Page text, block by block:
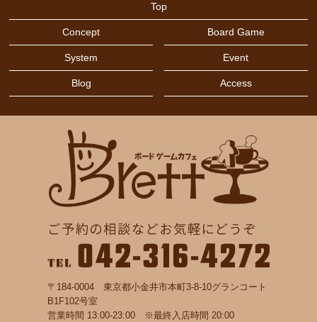
Top
Concept Board Game
System Event
Blog Access
〒184-0004 東京都小金井市本町3-8-10グランコート
B1F102号室
営業時間 13:00-23:00 ※最終入店時間 20:00